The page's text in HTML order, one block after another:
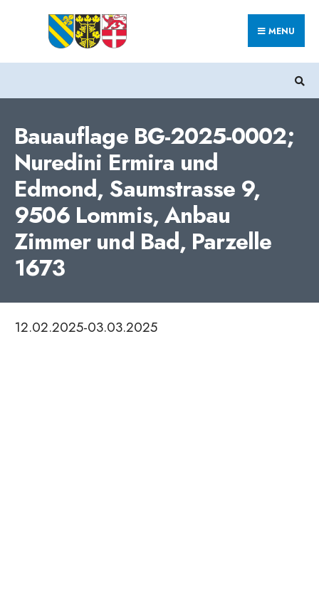
MENU
Bauauflage BG-2025-0002;
Nuredini Ermira und
Edmond, Saumstrasse 9,
9506 Lommis, Anbau
Zimmer und Bad, Parzelle
1673
12.02.2025-03.03.2025
Search
for: